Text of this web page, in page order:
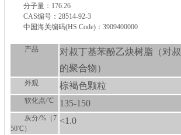
分子量：176.26
CAS编号：28514-92-3
中国海关编码(HS Code)：3909400000
产品
对叔丁基苯酚乙炔树脂（对
的聚合物）
外观 棕褐色颗粒
软化点/℃ 135-150
灰分/%（7
50℃）
<1.0